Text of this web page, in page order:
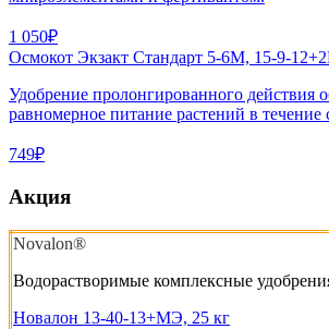
1 050₽
Осмокот Экзакт Стандарт 5-6М, 15-9-
Удобрение пролонгированного действия
равномерное питание растений в течение
749₽
Акция
Novalon®
Водорастворимые комплексные
Новалон 13-40-13+МЭ, 25 кг